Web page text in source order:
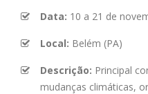
Data: 10 a 21 de
Local: Belém (PA)
Descrição: Principal
mudanças climáticas,